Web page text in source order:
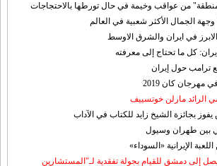
من عواقب وخيمة في حال تورطها بالاحتجاجات
الجمال الأكثر شعبية في العالم
في ايران والشرق الاوسط
كل ما تحتاج إلى معرفته
ترامب حول إيران
الرائد مارلن خوتسييف
بجائزة الشيخ زايد للكتاب في الآداب
بين طهران وسيول
الإيرانية «السوداء»
يصل إلى دمشق للقيام بجولة تفقدية لـ"المستشارين